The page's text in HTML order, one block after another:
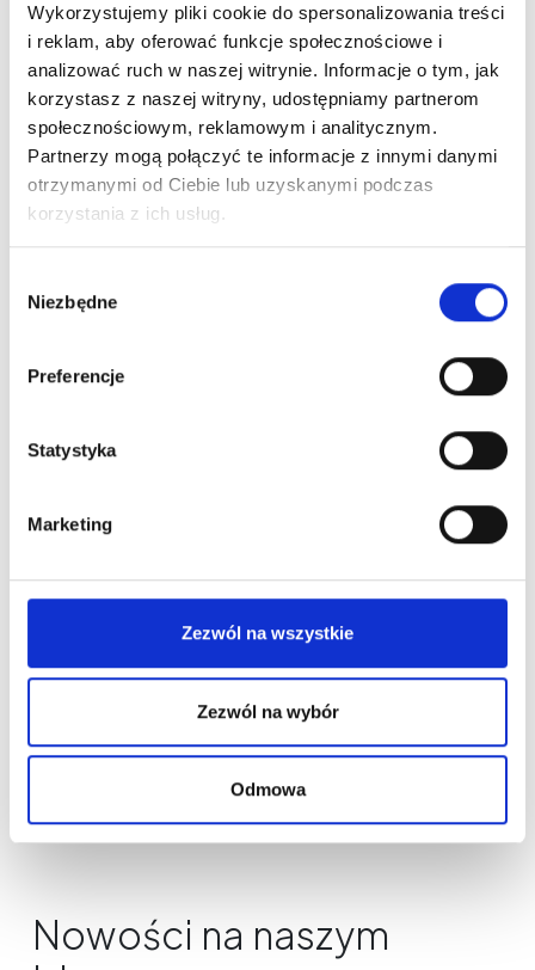
Wykorzystujemy pliki cookie do spersonalizowania treści
i reklam, aby oferować funkcje społecznościowe i
analizować ruch w naszej witrynie. Informacje o tym, jak
korzystasz z naszej witryny, udostępniamy partnerom
społecznościowym, reklamowym i analitycznym.
Partnerzy mogą połączyć te informacje z innymi danymi
otrzymanymi od Ciebie lub uzyskanymi podczas
korzystania z ich usług.
zgody
Niezbędne
Preferencje
Statystyka
Marketing
Zezwól na wszystkie
Zezwól na wybór
Odmowa
THE PIGMENT – Tam, gdzie zaczyna się piękno.
Co warto wiedzieć?
Nowości na naszym